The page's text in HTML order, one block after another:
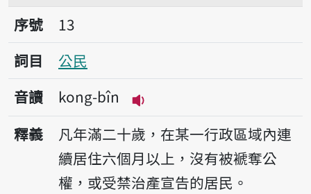
序號13公民
序號
13
詞目
公民
音讀
kong-bîn
播放音讀kong-bîn
釋義
凡年滿二十歲，在某一行政區域內連
續居住六個月以上，沒有被褫奪公
權，或受禁治產宣告的居民。